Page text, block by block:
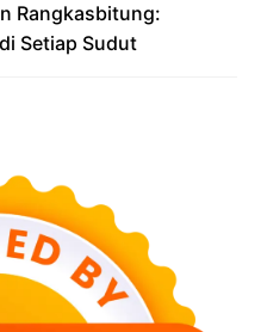
Rangkasbitung:
Setiap Sudut